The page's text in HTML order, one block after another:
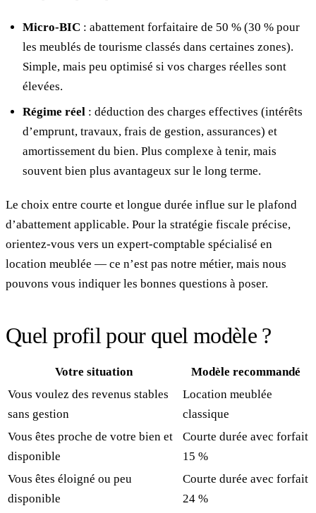
Micro-BIC : abattement forfaitaire de 50 % (30 % pour
les meublés de tourisme classés dans certaines zones).
Simple, mais peu optimisé si vos charges réelles sont
élevées.
Régime réel : déduction des charges effectives (intérêts
d’emprunt, travaux, frais de gestion, assurances) et
amortissement du bien. Plus complexe à tenir, mais
souvent bien plus avantageux sur le long terme.
Le choix entre courte et longue durée influe sur le plafond
d’abattement applicable. Pour la stratégie fiscale précise,
orientez-vous vers un expert-comptable spécialisé en
location meublée — ce n’est pas notre métier, mais nous
pouvons vous indiquer les bonnes questions à poser.
Quel profil pour quel modèle ?
Votre situation
Modèle recommandé
Vous voulez des revenus stables
sans gestion
Location meublée
classique
Vous êtes proche de votre bien et
disponible
Courte durée avec forfait
15 %
Vous êtes éloigné ou peu
disponible
Courte durée avec forfait
24 %